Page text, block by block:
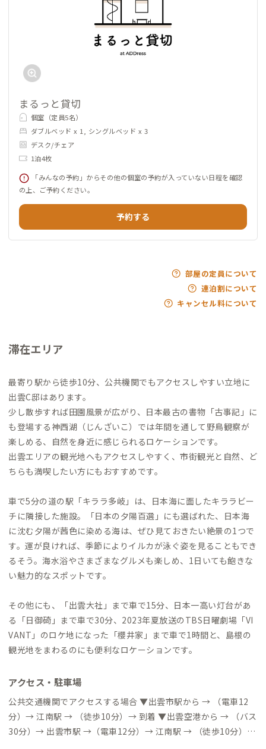
まるっと貸切
個室（定員5名）
ダブルベッド x 1, シングルベッド x 3
デスク/チェア
1泊4枚
「みんなの予約」からその他の個室の予約が入っていない日程を確認
の上、ご予約ください。
予約する
部屋の定員について
連泊割について
キャンセル料について
滞在エリア
最寄り駅から徒歩10分、公共機関でもアクセスしやすい立地に
出雲C邸はあります。
少し散歩すれば田園風景が広がり、日本最古の書物「古事記」に
も登場する神西湖（じんざいこ）では年間を通して野鳥観察が
楽しめる、自然を身近に感じられるロケーションです。
出雲エリアの観光地へもアクセスしやすく、市街観光と自然、ど
ちらも満喫したい方にもおすすめです。
車で5分の道の駅「キララ多岐」は、日本海に面したキララビー
チに隣接した施設。「日本の夕陽百選」にも選ばれた、日本海
に沈む夕陽が茜色に染める海は、ぜひ見ておきたい絶景の1つで
す。運が良ければ、季節によりイルカが泳ぐ姿を見ることもでき
るそう。海水浴やさまざまなグルメも楽しめ、1日いても飽きな
い魅力的なスポットです。
その他にも、「出雲大社」まで車で15分、日本一高い灯台があ
る「日御碕」まで車で30分、2023年夏放送のTBS日曜劇場「VI
VANT」のロケ地になった「櫻井家」まで車で1時間と、島根の
観光地をまわるのにも便利なロケーションです。
アクセス・駐車場
公共交通機関でアクセスする場合 ▼出雲市駅から → （電車12
分）→ 江南駅 → （徒歩10分）→ 到着 ▼出雲空港から → （バス
30分）→ 出雲市駅 →（電車12分）→ 江南駅 → （徒歩10分）→